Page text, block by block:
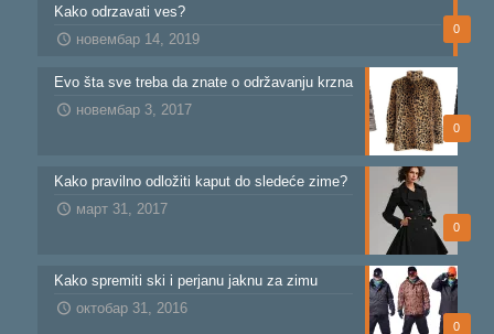
0
Kako odrzavati ves?
новембар 14, 2019
0
Evo šta sve treba da znate o održavanju krzna
новембар 3, 2017
0
Kako pravilno odložiti kaput do sledeće zime?
март 31, 2017
0
Kako spremiti ski i perjanu jaknu za zimu
октобар 31, 2016